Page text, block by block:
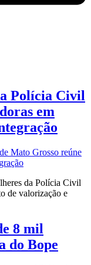
Polícia Civil
em
da Polícia Civil
de valorização e
8 mil
do Bope